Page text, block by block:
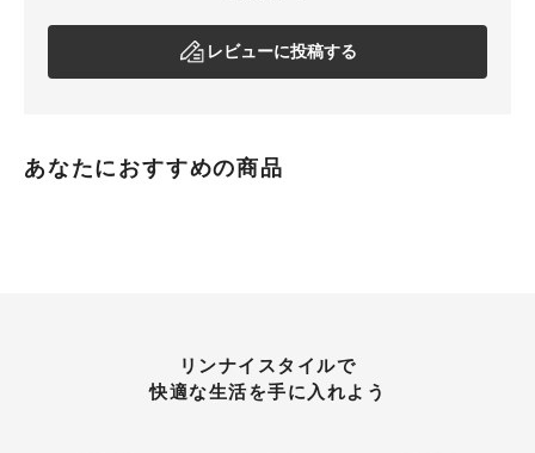
レビューに投稿する
あなたにおすすめの商品
リンナイスタイルで
快適な生活を手に入れよう